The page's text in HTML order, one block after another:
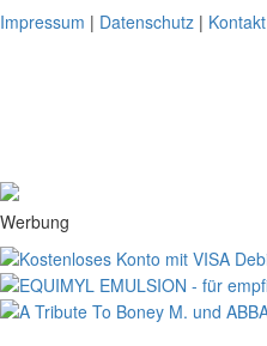
Impressum | Datenschutz | Kontakt
Werbung